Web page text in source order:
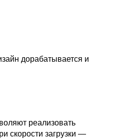
дорабатывается и
реализовать
скорости загрузки —